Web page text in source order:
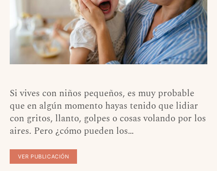
Si vives con niños pequeños, es muy probable
que en algún momento hayas tenido que lidiar
con gritos, llanto, golpes o cosas volando por los
aires. Pero ¿cómo pueden los…
VER PUBLICACIÓN